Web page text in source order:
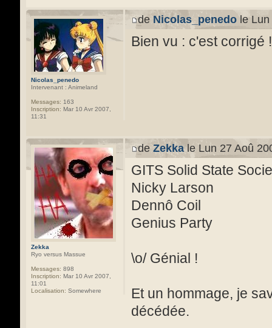
Nicolas_penedo
Intervenant : Animeland
Messages: 163
Inscription: Mar 10 Avr 2007,
11:31
deNicolas_penedo le
Bien vu : c'est corrigé !
Zekka
Ryo versus Massue
Messages: 898
Inscription: Mar 10 Avr 2007,
11:01
Localisation: Somewhere
deZekkale Lun 27 Aoû
GITS Solid State
Nicky Larson
Dennô Coil
Genius Party
\o/ Génial !
Et un hommage, je
décédée.